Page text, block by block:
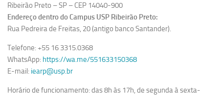
Ribeirão Preto – SP – CEP 14040-900
Endereço dentro do Campus USP Ribeirão Preto:
Rua Pedreira de Freitas, 20 (antigo banco Santander).
Telefone: +55 16 3315.0368
WhatsApp: https://wa.me/551633150368
E-mail: iearp@usp.br
Horário de funcionamento: das 8h às 17h, de segunda à sexta-